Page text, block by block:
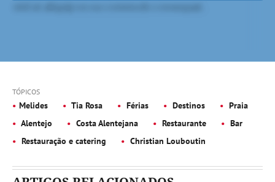
TÓPICOS
Melides Tia Rosa Férias Destinos
Praia
Alentejo
Costa Alentejana Restaurante
Bar
Restauração e catering
Christian Louboutin